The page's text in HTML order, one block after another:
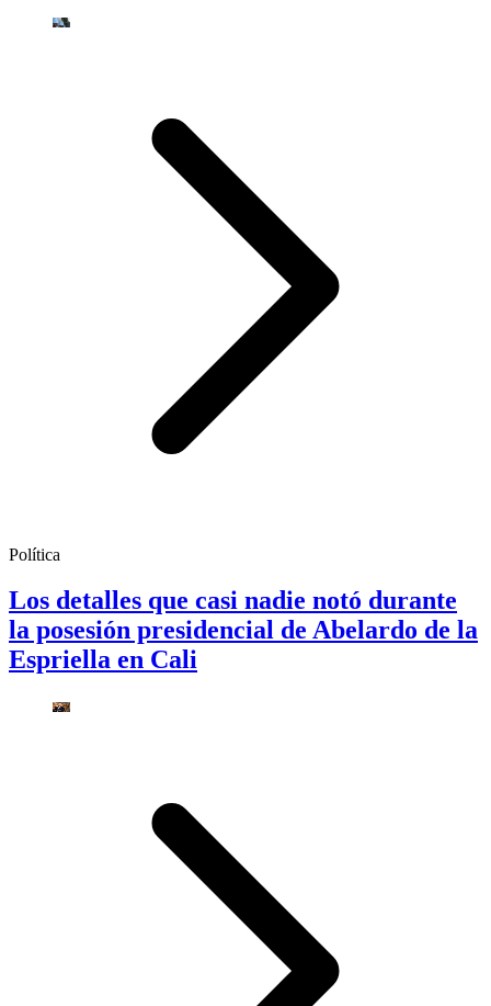
Política
Los detalles que casi nadie notó durante
la posesión presidencial de Abelardo de la
Espriella en Cali